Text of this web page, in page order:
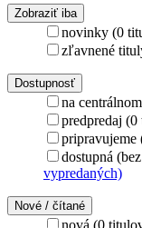
Zobraziť iba
novinky (0
zľavnené
Dostupnosť
na
predpredaj
pripravujeme
dostupná
vypredaných)
Nové / čítané
nová (0